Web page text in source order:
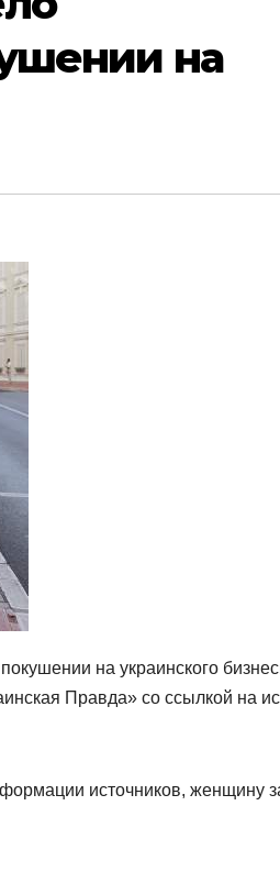
на
на украинского
Правда» со ссылкой на
источников, женщину